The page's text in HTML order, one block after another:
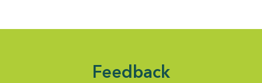
Feedback